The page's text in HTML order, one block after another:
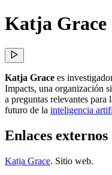
Katja Grace
Katja Grace es
Impacts, una organización
a preguntas relevantes para
futuro de la inteligencia
Enlaces externos
Katja Grace. Sitio web.